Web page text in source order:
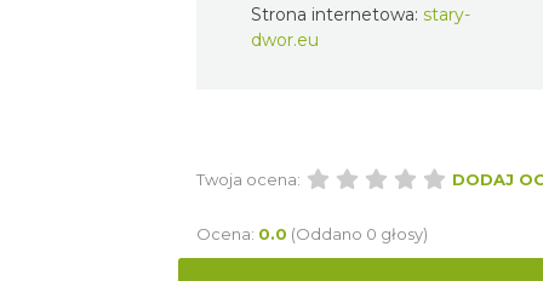
Strona internetowa: stary-
dwor.eu
Twoja ocena: DODAJ
Ocena: 0.0 (Oddano 0 głosy)